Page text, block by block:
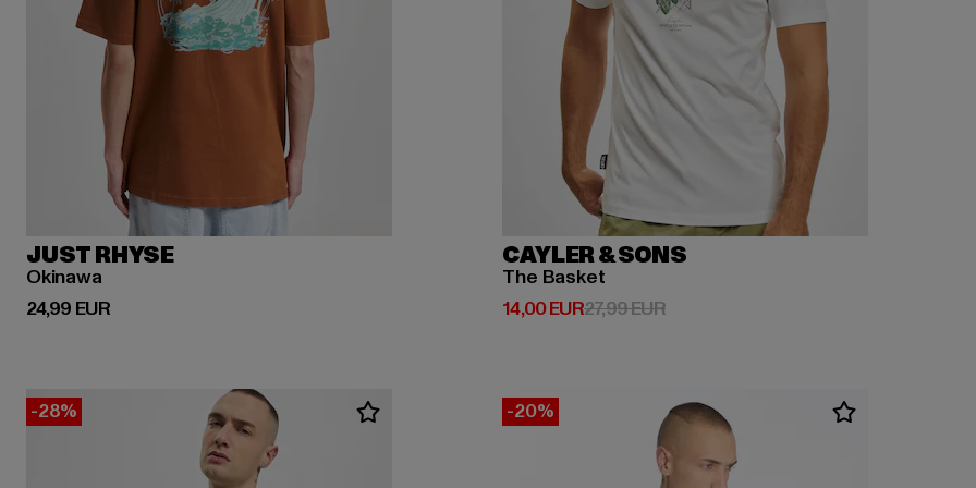
JUST RHYSE
Okinawa
24,99 EUR
Ajankohtainen hinta: 24,99 EUR
CAYLER & SONS
The Basket
14,00 EUR
Ajankohtainen hinta: 14,00 EUR
27,99 EURKampanjahinta: 27,99 EUR
-28% -20%